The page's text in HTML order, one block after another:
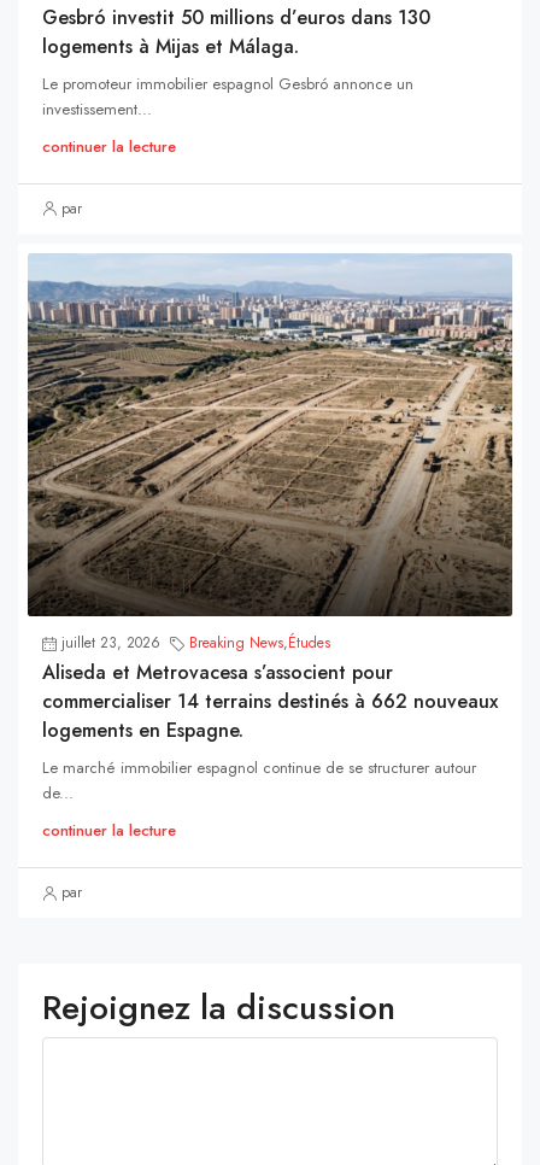
Gesbró investit 50 millions d’euros dans 130
logements à Mijas et Málaga.
Le promoteur immobilier espagnol Gesbró annonce un
investissement...
continuer la lecture
par
juillet 23, 2026 Breaking News,Études
Aliseda et Metrovacesa s’associent pour
commercialiser 14 terrains destinés à 662 nouveaux
logements en Espagne.
Le marché immobilier espagnol continue de se structurer autour
de...
continuer la lecture
par
Rejoignez la discussion